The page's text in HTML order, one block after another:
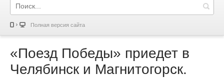
Полная версия сайта
«Поезд Победы» приедет в
Челябинск и Магнитогорск.